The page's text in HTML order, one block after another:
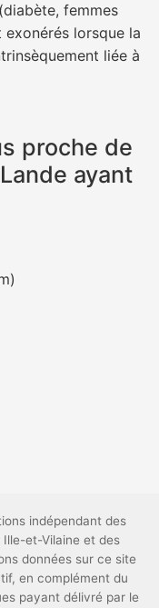
femmes
lorsque la
liée à
proche de
ayant
indépendant des
et-Vilaine et des
données sur ce site
en complément du
payant délivré par le